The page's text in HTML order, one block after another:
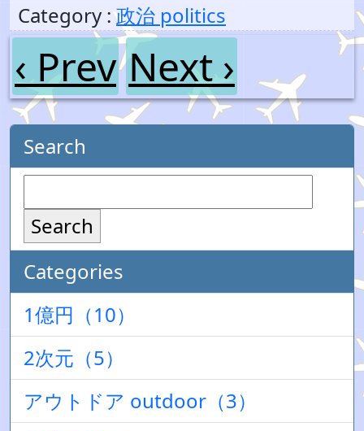
Category : 政治 politics
‹ Prev Next ›
Search
Search
Categories
1億円（10）
2次元（5）
アウトドア outdoor（3）